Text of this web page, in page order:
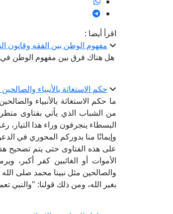
اقرأ أيضا :
مفهوم الوطن بين الفقه وقانون
هل هناك فرق بين مفهوم الوطن في
حكم الاستغاثة بالأنبياء
ما حكم الاستغاثة بالأنبياء
من الشباب الذي يأتي بفتاوى
البسطاء ينجرفون وراء هذا التيار،
وإيمانًا منا بدوركم المحوري في
على هذه الفتاوى حتى يتم تصحيح هذه
الأموات أو الغائبين كفر أكبر،
والصالحين مثل نبينا محمد صلى
بغير الله، ومن ذلك قولنا: "والنبي